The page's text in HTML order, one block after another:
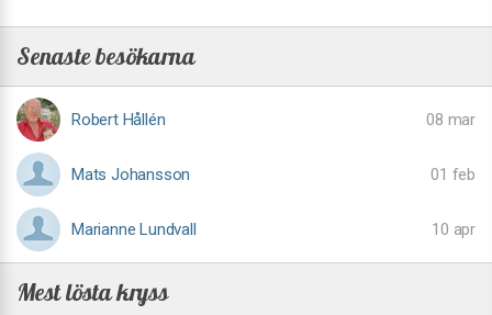
Senaste besökarna
Robert Hållén 08 mar
Mats Johansson 01 feb
Marianne Lundvall 10 apr
Mest lösta kryss